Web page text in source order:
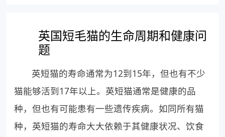
英国短毛猫的生命周期和健康问
题
英短猫的寿命通常为12到15年，但也有不少
猫能够活到17年以上。英短猫通常是健康的品
种，但也有可能患有一些遗传疾病。如同所有猫
种，英短猫的寿命大大依赖于其健康状况、饮食